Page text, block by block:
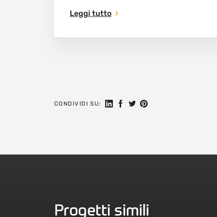
Leggi tutto
CONDIVIDI SU: Seguici su Linkedin
Condividi su Facebook
Condividi su Twitter
Condividi su
Progetti simili